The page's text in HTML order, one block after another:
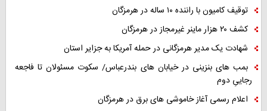
توقیف کامیون با راننده ۱۰ ساله در هرمزگان
کشف ۲۰ هزار ماینر غیرمجاز در هرمزگان
شهادت یک مدیر هرمزگانی در حمله آمریکا به جزایر استان
بمب های بنزینی در خیابان های بندرعباس/ سکوت مسئولان تا فاجعه
رجاییِ دوم
اعلام رسمی آغاز خاموشی های برق در هرمزگان